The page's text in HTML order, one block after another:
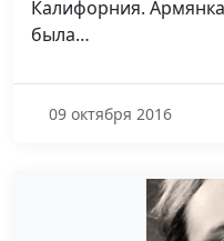
Калифорния.
была…
09 октября 2016